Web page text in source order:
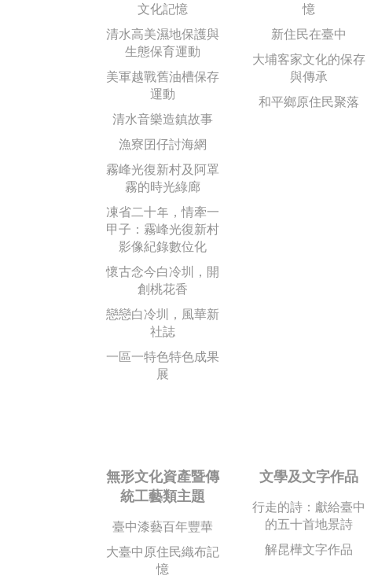
文化記憶
清水高美濕地保護與
生態保育運動
美軍越戰舊油槽保存
運動
清水音樂造鎮故事
漁寮囝仔討海網
霧峰光復新村及阿罩
霧的時光綠廊
凍省二十年，情牽一
甲子：霧峰光復新村
影像紀錄數位化
懷古念今白冷圳，開
創桃花香
戀戀白冷圳，風華新
社誌
一區一特色特色成果
展
憶
新住民在臺中
大埔客家文化的保存
與傳承
和平鄉原住民聚落
無形文化資產暨傳
統工藝類主題
臺中漆藝百年豐華
大臺中原住民織布記
憶
文學及文字作品
行走的詩：獻給臺中
的五十首地景詩
解昆樺文字作品